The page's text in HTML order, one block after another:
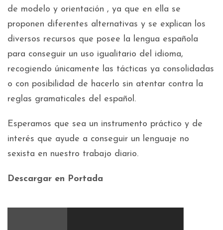
de modelo y orientación , ya que en ella se
proponen diferentes alternativas y se explican los
diversos recursos que posee la lengua española
para conseguir un uso igualitario del idioma,
recogiendo únicamente las tácticas ya consolidadas
o con posibilidad de hacerlo sin atentar contra la
reglas gramaticales del español.
Esperamos que sea un instrumento práctico y de
interés que ayude a conseguir un lenguaje no
sexista en nuestro trabajo diario.
Descargar en Portada